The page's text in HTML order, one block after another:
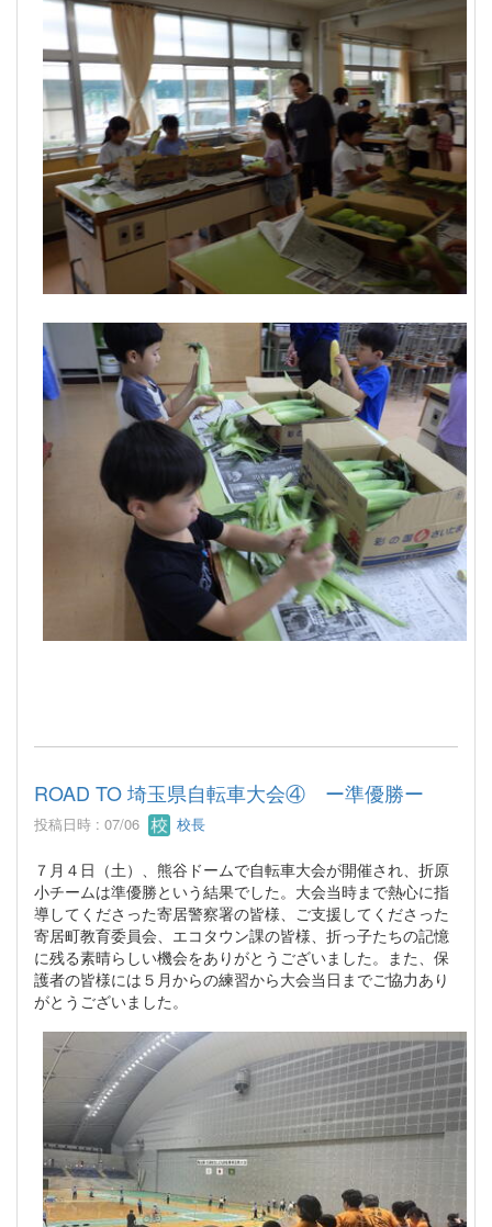
ROAD TO 埼玉県自転車大会④ ー準優勝ー
投稿日時 : 07/06 校長
７月４日（土）、熊谷ドームで自転車大会が開催され、折原
小チームは準優勝という結果でした。大会当時まで熱心に指
導してくださった寄居警察署の皆様、ご支援してくださった
寄居町教育委員会、エコタウン課の皆様、折っ子たちの記憶
に残る素晴らしい機会をありがとうございました。また、保
護者の皆様には５月からの練習から大会当日までご協力あり
がとうございました。